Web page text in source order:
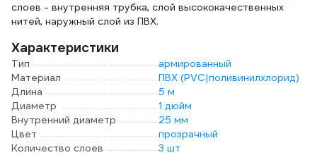
слоев - внутренняя трубка, слой высококачественных
нитей, наружный слой из ПВХ.
Характеристики
Тип
армированный
Материал
ПВХ (PVC|поливинилхлорид)
Длина
5 м
Диаметр
1 дюйм
Внутренний диаметр
25 мм
Цвет
прозрачный
Количество слоев
3 шт